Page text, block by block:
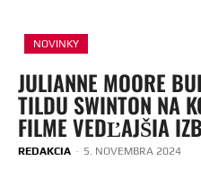
NOVINKY
JULIANNE MOORE
TILDU SWINTON NA
FILME VEDĽAJŠIA
REDAKCIA - 5. NOVEMBRA 2024